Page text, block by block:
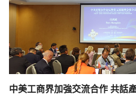
中美工商界加強交流合作 共話